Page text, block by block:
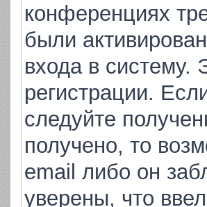
конференциях
были
входа в систему.
регистрации.
следуйте
получено, то
email либо он
уверены, что